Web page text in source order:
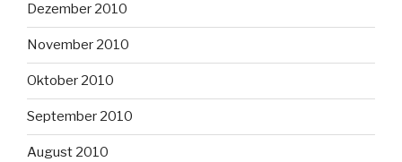
Dezember 2010
November 2010
Oktober 2010
September 2010
August 2010